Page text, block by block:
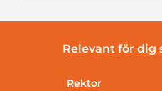
Relevant för dig
Rektor